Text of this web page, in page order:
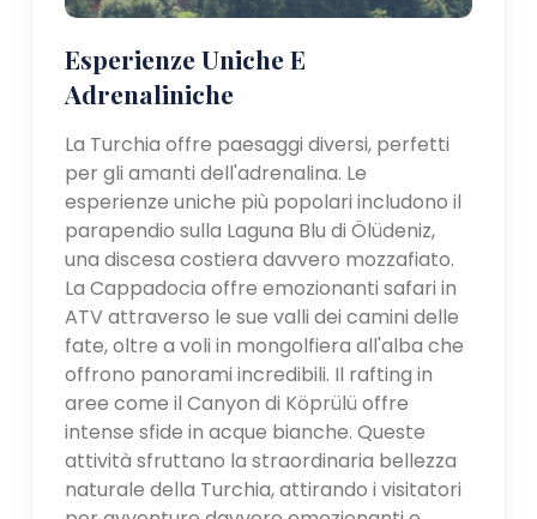
Esperienze Uniche E
Adrenaliniche
La Turchia offre paesaggi diversi, perfetti
per gli amanti dell'adrenalina. Le
esperienze uniche più popolari includono il
parapendio sulla Laguna Blu di Ölüdeniz,
una discesa costiera davvero mozzafiato.
La Cappadocia offre emozionanti safari in
ATV attraverso le sue valli dei camini delle
fate, oltre a voli in mongolfiera all'alba che
offrono panorami incredibili. Il rafting in
aree come il Canyon di Köprülü offre
intense sfide in acque bianche. Queste
attività sfruttano la straordinaria bellezza
naturale della Turchia, attirando i visitatori